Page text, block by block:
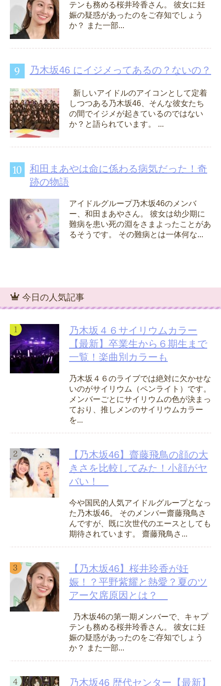
テンも務める桜井玲香さん。 彼女に妊
娠の疑惑があったのをご存知でしょう
か？ また一部...
乃木坂46 にイジメってあるの？ないの？
新しいアイドルのアイコンとして定着
しつつある乃木坂46、そんな彼女たち
の間でイジメが起きているのではない
か？と語られています。 ...
和田まあやは命に係わる病気だった！奇
跡の物語
アイドルグループ乃木坂46のメンバ
ー、和田まあやさん。 彼女は幼少期に
難病を患い死の淵をさまよったことがあ
るそうです。 その難病とは一体何な...
今日の人気記事
乃木坂４６サイリウムカラー
【最新】卒業生から６期生まで
一覧！楽曲別カラーも
乃木坂４６のライブでは絶対に欠かせな
いのがサイリウム（ペンライト）です。
メンバーごとにサイリウムの色が決まっ
ており、推しメンのサイリウムカラー
を...
【乃木坂46】齋藤飛鳥の顔の大
きさを比較してみた！小顔がヤ
バい！
今や国民的人気アイドルグループとなっ
た乃木坂46。 そのメンバー齋藤飛鳥さ
んですが、既に次世代のエースとしても
期待されています。 齋藤飛鳥さ...
【乃木坂46】桜井玲香が妊
娠！？平野紫耀と熱愛？夏のツ
アー欠席原因とは？
乃木坂46の第一期メンバーで、キャプ
テンも務める桜井玲香さん。 彼女に妊
娠の疑惑があったのをご存知でしょう
か？ また一部...
乃木坂46 歴代センター【最新】